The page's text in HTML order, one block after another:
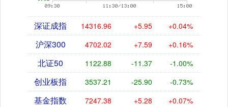
深证成指 14316.96 +5.95 +0.04%
沪深300 4702.02 +7.59 +0.16%
北证50 1122.88 -11.37 -1.00%
创业板指 3537.21 -25.90 -0.73%
基金指数 7247.38 +5.28 +0.07%